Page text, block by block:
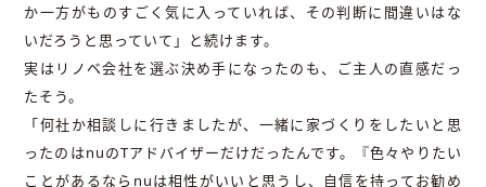
か一方がものすごく気に入っていれば、その判断に間違いはな
いだろうと思っていて」と続けます。
実はリノベ会社を選ぶ決め手になったのも、ご主人の直感だっ
たそう。
「何社か相談しに行きましたが、一緒に家づくりをしたいと思
ったのはnuのTアドバイザーだけだったんです。『色々やりたい
ことがあるならnuは相性がいいと思うし、自信を持ってお勧め